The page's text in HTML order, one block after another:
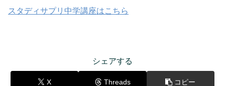
スタディサプリ中学講座はこちら
シェアする
X Threads コピー